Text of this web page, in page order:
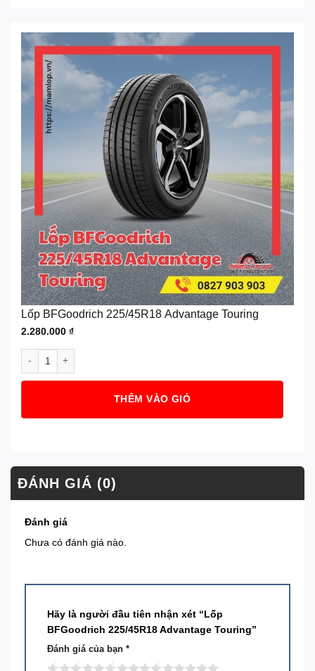
Lốp BFGoodrich 225/45R18 Advantage Touring
2.280.000 ₫
THÊM VÀO GIỎ
ĐÁNH GIÁ (0)
Đánh giá
Chưa có đánh giá nào.
Hãy là người đầu tiên nhận xét “Lốp
BFGoodrich 225/45R18 Advantage Touring”
Đánh giá của bạn *